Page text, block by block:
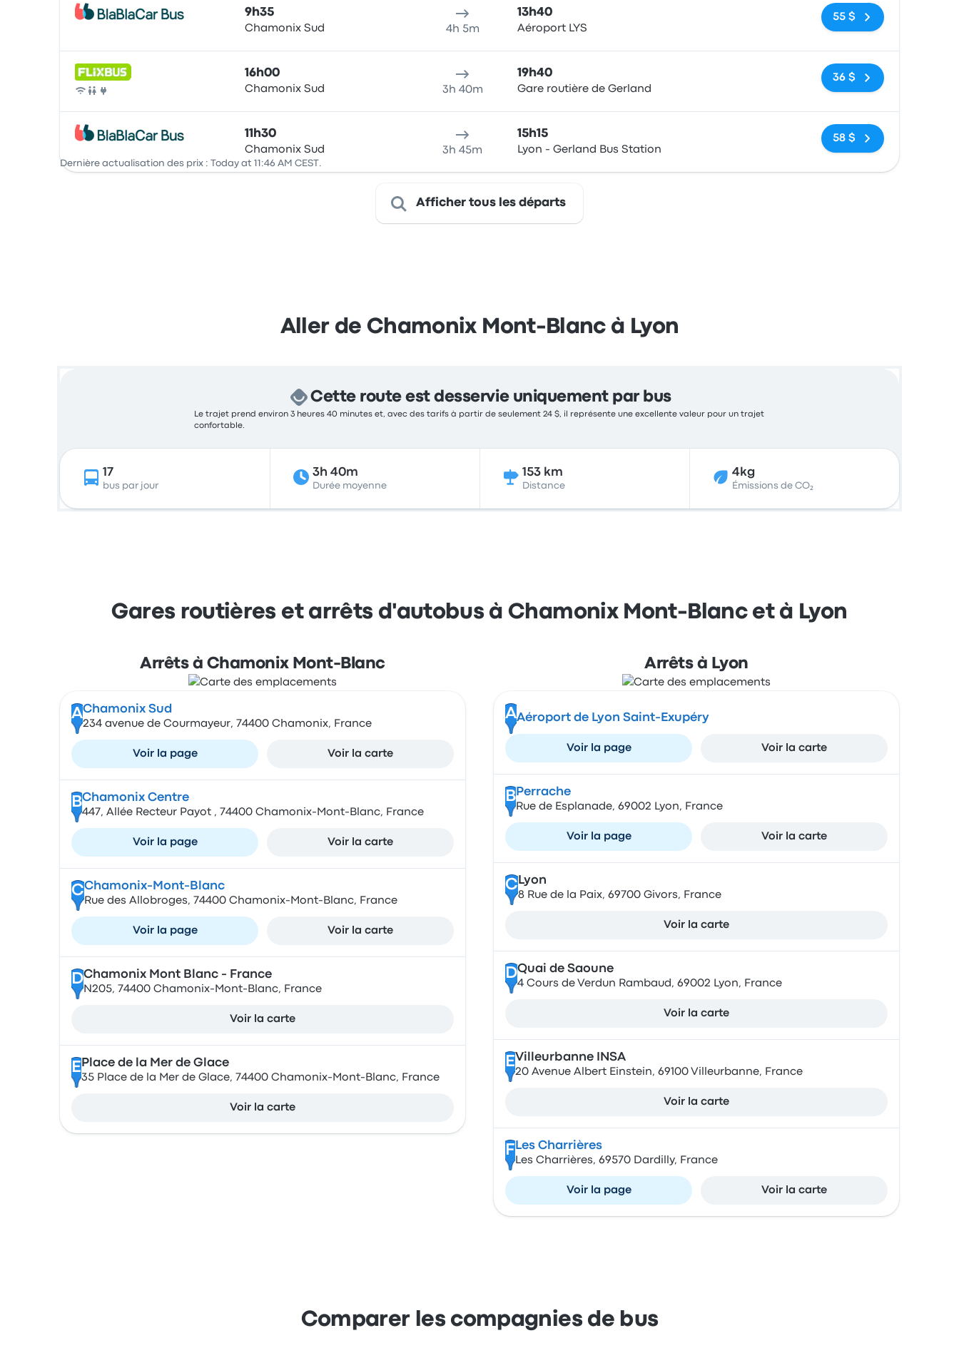
9h35
Chamonix Sud 4h 5m
13h40
Aéroport LYS
Pas de balises
55 $
Bus
16h00
Chamonix Sud 3h 40m
19h40
Gare routière de Gerland
Pas de balises
36 $
Bus
11h30
Chamonix Sud 3h 45m
15h15
Lyon - Gerland Bus Station
Pas de balises
58 $
Dernière actualisation des prix : Today at 11:46 AM CEST.
Afficher tous les départs
Aller de Chamonix Mont-Blanc à Lyon
Cette route est desservie uniquement par bus
Le trajet prend environ 3 heures 40 minutes et, avec des tarifs à partir de seulement 24 $, il représente une excellente valeur pour un trajet
confortable.
17
bus par jour
3h 40m
Durée moyenne
153 km
Distance
4kg
Émissions de CO₂
Gares routières et arrêts d'autobus à Chamonix Mont-Blanc et à Lyon
Arrêts à Chamonix Mont-Blanc
AChamonix Sud
234 avenue de Courmayeur, 74400 Chamonix, France
Voir la page Voir la carte
BChamonix Centre
447, Allée Recteur Payot , 74400 Chamonix-Mont-Blanc, France
Voir la page Voir la carte
CChamonix-Mont-Blanc
Rue des Allobroges, 74400 Chamonix-Mont-Blanc, France
Voir la page Voir la carte
DChamonix Mont Blanc - France
N205, 74400 Chamonix-Mont-Blanc, France
Voir la carte
E Place de la Mer de Glace
35 Place de la Mer de Glace, 74400 Chamonix-Mont-Blanc, France
Voir la carte
Arrêts à Lyon
AAéroport de Lyon Saint-Exupéry
Voir la page Voir la carte
B Perrache
Rue de Esplanade, 69002 Lyon, France
Voir la page Voir la carte
CLyon
8 Rue de la Paix, 69700 Givors, France
Voir la carte
DQuai de Saoune
4 Cours de Verdun Rambaud, 69002 Lyon, France
Voir la carte
EVilleurbanne INSA
20 Avenue Albert Einstein, 69100 Villeurbanne, France
Voir la carte
F Les Charrières
Les Charrières, 69570 Dardilly, France
Voir la page Voir la carte
Comparer les compagnies de bus